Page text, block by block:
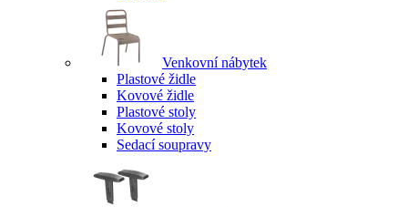
Venkovní nábytek
Plastové židle
Kovové židle
Plastové stoly
Kovové stoly
Sedací soupravy